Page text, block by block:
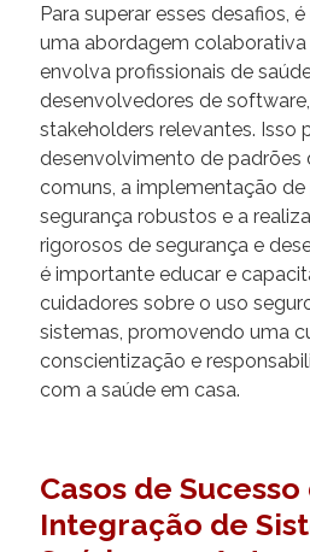
Para superar esses desafios,
uma abordagem
envolva profissionais de
desenvolvedores de
stakeholders relevantes. Isso
desenvolvimento de padrões
comuns, a implementação
segurança robustos e a
rigorosos de segurança e
é importante educar e
cuidadores sobre o uso
sistemas, promovendo uma
conscientização e
com a saúde em casa.
Casos de Sucesso
Integração de